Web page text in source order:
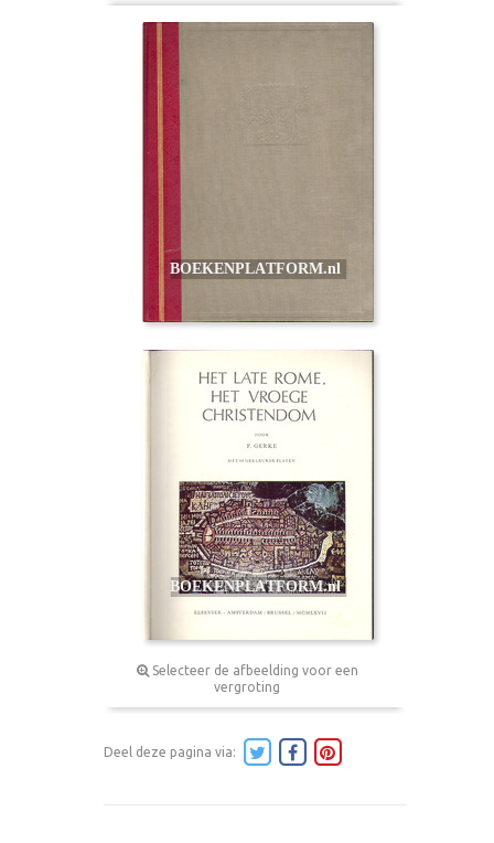
Selecteer de afbeelding voor een
vergroting
Deel deze pagina via: